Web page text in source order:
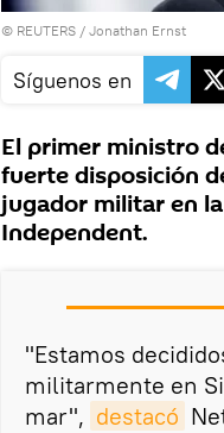
© REUTERS / Jonathan Ernst
Síguenos en
El primer ministro
fuerte disposición
jugador militar en
Independent.
"Estamos
militarmente en
mar", destacó